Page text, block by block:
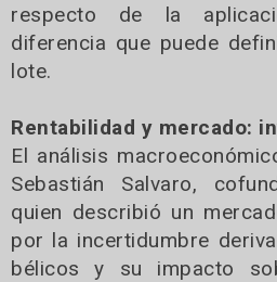
respecto de la
diferencia que puede
lote.
Rentabilidad y mercado:
El análisis
Sebastián Salvaro,
quien describió un
por la incertidumbre
bélicos y su impacto